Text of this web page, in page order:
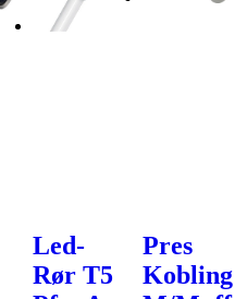
Led-
Rør T5
Pres
Kobling